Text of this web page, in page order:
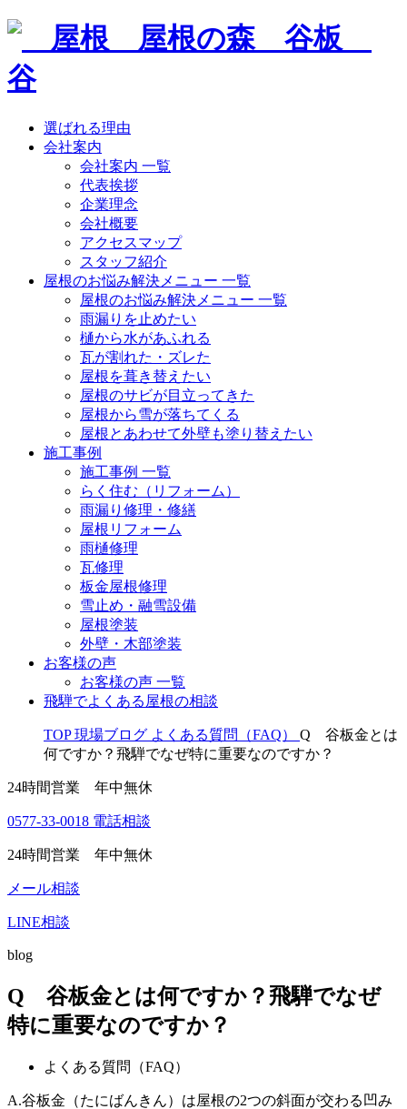
選ばれる理由
会社案内
会社案内 一覧
代表挨拶
企業理念
会社概要
アクセスマップ
スタッフ紹介
屋根のお悩み解決メニュー 一覧
屋根のお悩み解決メニュー 一覧
雨漏りを止めたい
樋から水があふれる
瓦が割れた・ズレた
屋根を葺き替えたい
屋根のサビが目立ってきた
屋根から雪が落ちてくる
屋根とあわせて外壁も塗り替えたい
施工事例
施工事例 一覧
らく住む（リフォーム）
雨漏り修理・修繕
屋根リフォーム
雨樋修理
瓦修理
板金屋根修理
雪止め・融雪設備
屋根塗装
外壁・木部塗装
お客様の声
お客様の声 一覧
飛騨でよくある屋根の相談
TOP 現場ブログ よくある質問（FAQ）
Q 谷板金とは
何ですか？飛騨でなぜ特に重要なのですか？
24時間営業 年中無休
0577-33-0018 電話相談
24時間営業 年中無休
メール相談
LINE相談
blog
Q 谷板金とは何ですか？飛騨でなぜ
特に重要なのですか？
よくある質問（FAQ）
A.谷板金（たにばんきん）は屋根の2つの斜面が交わる凹み